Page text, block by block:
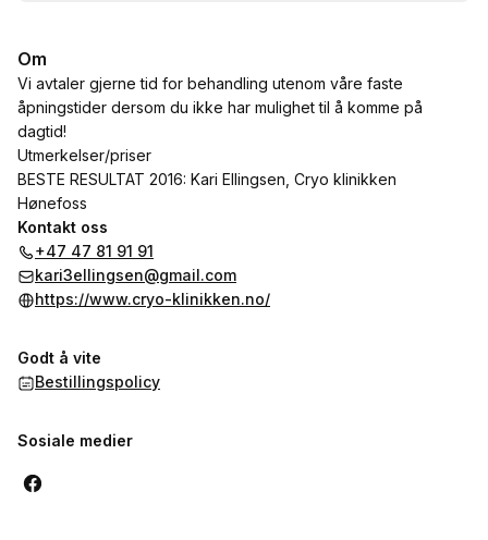
Om
Vi avtaler gjerne tid for behandling utenom våre faste
åpningstider dersom du ikke har mulighet til å komme på
dagtid!
Utmerkelser/priser
BESTE RESULTAT 2016: Kari Ellingsen, Cryo klinikken
Hønefoss
Kontakt oss
+47 47 81 91 91
kari3ellingsen@gmail.com
https://www.cryo-klinikken.no/
Godt å vite
Bestillingspolicy
Sosiale medier